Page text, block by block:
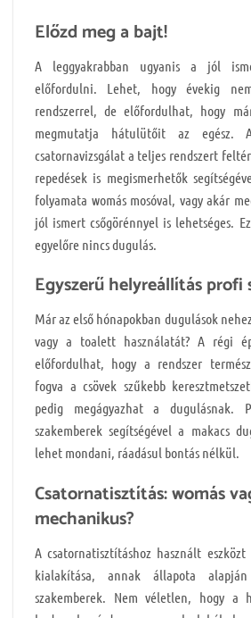
Előzd meg a bajt!
A leggyakrabban ugyanis a jól
előfordulni. Lehet, hogy évekig
rendszerrel, de előfordulhat, hogy
megmutatja hátulütőit az egész.
csatornavizsgálat a teljes rendszert
repedések is megismerhetők
folyamata womás mosóval, vagy akár
jól ismert csőgörénnyel is lehetséges.
egyelőre nincs dugulás.
Egyszerű helyreállítás profi
Már az első hónapokban dugulások
vagy a toalett használatát? A régi
előfordulhat, hogy a rendszer
fogva a csövek szűkebb
pedig megágyazhat a dugulásnak.
szakemberek segítségével a makacs
lehet mondani, ráadásul bontás nélkül.
Csatornatisztítás: womás
mechanikus?
A csatornatisztításhoz használt
kialakítása, annak állapota
szakemberek. Nem véletlen, hogy a